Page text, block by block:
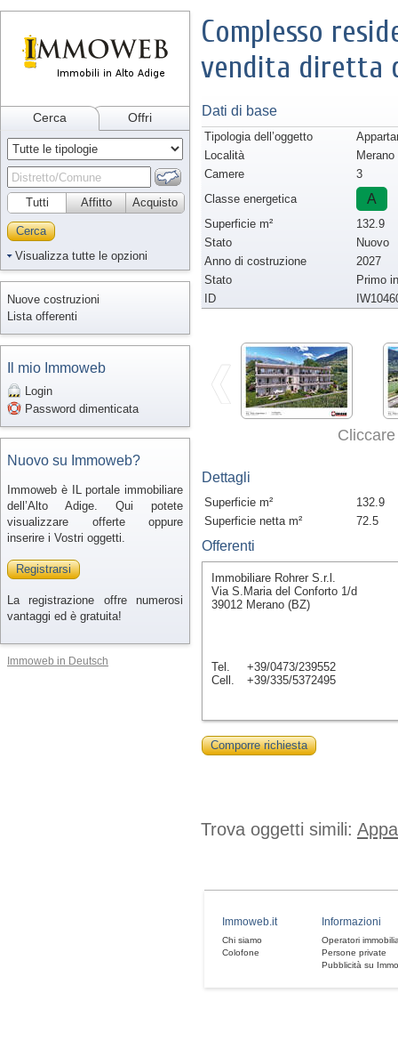
Cerca Offri
Tutti Acquisto
Affitto
Cerca
Visualizza tutte le opzioni
Nuove costruzioni
Lista offerenti
Il mio Immoweb
Login
Password dimenticata
Nuovo su Immoweb?
Immoweb è IL portale immobiliare
dell’Alto Adige. Qui potete
visualizzare offerte oppure
inserire i Vostri oggetti.
Registrarsi
La registrazione offre numerosi
vantaggi ed è gratuita!
Immoweb in Deutsch
Complesso
vendita diretta
Dati di base
Tipologia dell’oggetto
Località
Merano
Camere
3
Classe energetica
A
Superficie m²
132.9
Stato
Nuovo
Anno di costruzione
2027
Stato
Primo
ID
Dettagli
Superficie m²
132.9
Superficie netta m²
72.5
Offerenti
Immobiliare Rohrer S.r.l.
Via S.Maria del Conforto 1/d
39012 Merano (BZ)
Tel.
+39/0473/239552
Cell.
+39/335/5372495
Comporre richiesta
Trova oggetti simili:
Immoweb.it
Chi siamo
Colofone
Informazioni
Operatori
Persone private
Pubblicità su